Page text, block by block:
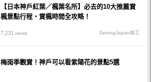
【日本神戶紅葉／楓葉名所】必去的10大推薦賞
楓景點行程・賞楓時間全攻略！
7,231views SeeingJapan員工
梅雨季觀賞！神戶可以看紫陽花的景點5選